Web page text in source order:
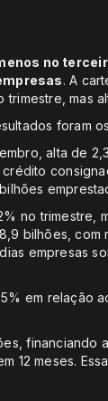
no
. A
mas
foram
alta de
no trimestre,
bilhões, com
empresas
em relação
financiando
12 meses.